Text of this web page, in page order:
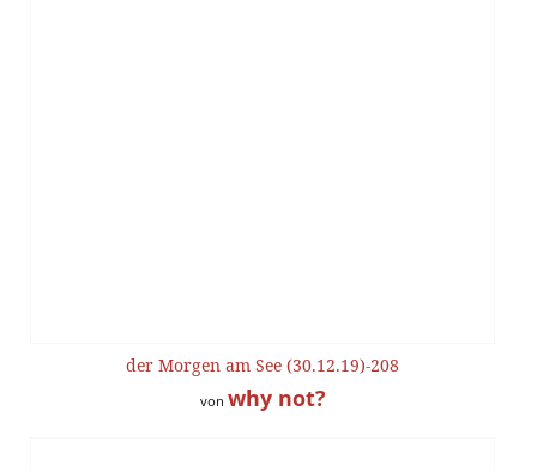
der Morgen am See (30.12.19)-208
von why not?